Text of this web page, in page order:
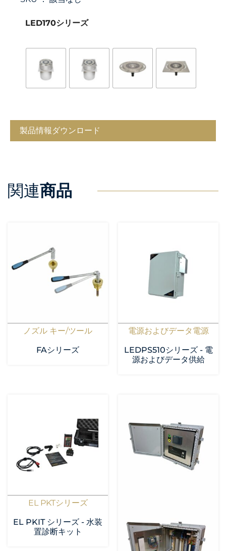
LED170シリーズ
製品情報ダウンロード
関連商品
ノズル キー/ツール
FAシリーズ
電源およびデータ電源
LEDPS510シリーズ - 電
源およびデータ供給
EL PKTシリーズ
EL PKIT シリーズ - 水装
置診断キット